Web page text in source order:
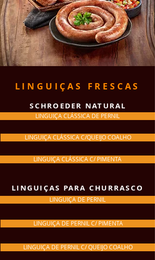
LINGUIÇAS FRESCAS
SCHROEDER NATURAL
LINGUIÇA CLÁSSICA DE PERNIL
LINGUIÇA CLÁSSICA C/QUEIJO COALHO
LINGUIÇA CLÁSSICA C/ PIMENTA
LINGUIÇAS PARA CHURRASCO
LINGUIÇA DE PERNIL
LINGUIÇA DE PERNIL C/ PIMENTA
LINGUIÇA DE PERNIL C/ QUEIJO COALHO